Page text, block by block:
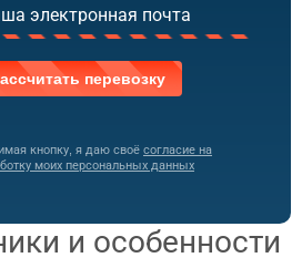
кнопку, я даю своё согласие на
моих персональных данных
и особенности